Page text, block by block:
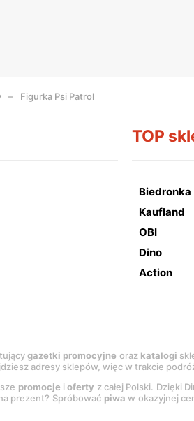
Figurka Psi Patrol
TOP
Biedronka
Kaufland
OBI
Dino
Action
gazetki promocyjne oraz katalogi
adresy sklepów, więc w trakcie
promocje ioferty z całej Polski. Dzięki
prezent? Spróbować piwa w okazyjnej